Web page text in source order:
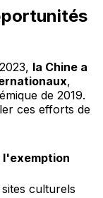
la Chine a
,
de 2019.
ces efforts de
l'exemption
culturels